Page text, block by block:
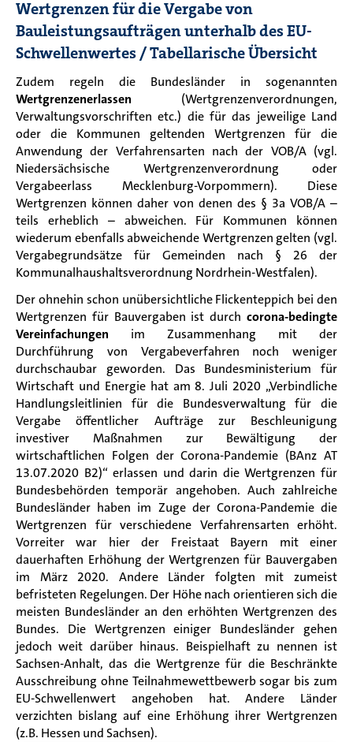
Wertgrenzen für die Vergabe von
Bauleistungsaufträgen unterhalb des EU-
Schwellenwertes / Tabellarische Übersicht
Zudem regeln die Bundesländer in sogenannten
Wertgrenzenerlassen (Wertgrenzenverordnungen,
Verwaltungsvorschriften etc.) die für das jeweilige Land
oder die Kommunen geltenden Wertgrenzen für die
Anwendung der Verfahrensarten nach der VOB/A (vgl.
Niedersächsische Wertgrenzenverordnung oder
Vergabeerlass Mecklenburg-Vorpommern). Diese
Wertgrenzen können daher von denen des § 3a VOB/A –
teils erheblich – abweichen. Für Kommunen können
wiederum ebenfalls abweichende Wertgrenzen gelten (vgl.
Vergabegrundsätze für Gemeinden nach § 26 der
Kommunalhaushaltsverordnung Nordrhein-Westfalen).
Der ohnehin schon unübersichtliche Flickenteppich bei den
Wertgrenzen für Bauvergaben ist durch corona-bedingte
Vereinfachungen im Zusammenhang mit der
Durchführung von Vergabeverfahren noch weniger
durchschaubar geworden. Das Bundesministerium für
Wirtschaft und Energie hat am 8. Juli 2020 „Verbindliche
Handlungsleitlinien für die Bundesverwaltung für die
Vergabe öffentlicher Aufträge zur Beschleunigung
investiver Maßnahmen zur Bewältigung der
wirtschaftlichen Folgen der Corona-Pandemie (BAnz AT
13.07.2020 B2)“ erlassen und darin die Wertgrenzen für
Bundesbehörden temporär angehoben. Auch zahlreiche
Bundesländer haben im Zuge der Corona-Pandemie die
Wertgrenzen für verschiedene Verfahrensarten erhöht.
Vorreiter war hier der Freistaat Bayern mit einer
dauerhaften Erhöhung der Wertgrenzen für Bauvergaben
im März 2020. Andere Länder folgten mit zumeist
befristeten Regelungen. Der Höhe nach orientieren sich die
meisten Bundesländer an den erhöhten Wertgrenzen des
Bundes. Die Wertgrenzen einiger Bundesländer gehen
jedoch weit darüber hinaus. Beispielhaft zu nennen ist
Sachsen-Anhalt, das die Wertgrenze für die Beschränkte
Ausschreibung ohne Teilnahmewettbewerb sogar bis zum
EU-Schwellenwert angehoben hat. Andere Länder
verzichten bislang auf eine Erhöhung ihrer Wertgrenzen
(z.B. Hessen und Sachsen).